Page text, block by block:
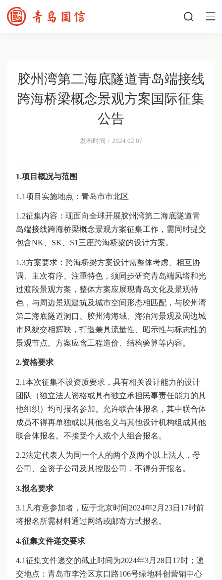
胶州湾第二海底隧道青岛端接线
跨海桥梁概念景观方案国际征集
公告
发布时间：2024.02.07
1.项目概况与范围
1.1项目实施地点：青岛市市北区
1.2征集内容：现面向全球开展胶州湾第二海底隧道青
岛端接线跨海桥梁概念景观方案征集工作，需同时提交
包含NK、SK、S1三座跨海桥梁的设计方案。
1.3方案要求：跨海桥梁方案设计需整体考虑、相互协
调、主次有序、注重特色，须同步研究青岛端风塔和光
过渡段景观方案，整体方案应展现青岛文化及景观特
色，与周边景观建筑及城市空间形态相匹配，与胶州湾
第二海底隧道洞口、胶州湾海域、海泊河景观及周边城
市风貌交相辉映，打造兼具流量性、昭示性与标志性的
景观节点。方案应含工程造价、结构验算等内容。
2.资格要求
2.1本次征集不设资质要求，具有相关设计能力的设计
团队（独立法人资格或具有独立承担民事责任能力的其
他组织）均可报名参加。允许联合体报名，其中联合体
成员不得再单独或以其他名义与其他设计机构组成其他
联合体报名。不接受个人或个人组合报名。
2.2法定代表人为同一个人的两个及两个以上法人，母
公司、全资子公司及其控股公司，不得分开报名。
3.报名要求
3.1凡有意参加者，应于北京时间2024年2月23日17时前
将报名所需材料通过网络或邮寄方式报名。
4.征集文件递交要求
4.1征集文件递交的截止时间为2024年3月28日17时；递
交地点：青岛市李沧区京口路106号绿地科创营销中心